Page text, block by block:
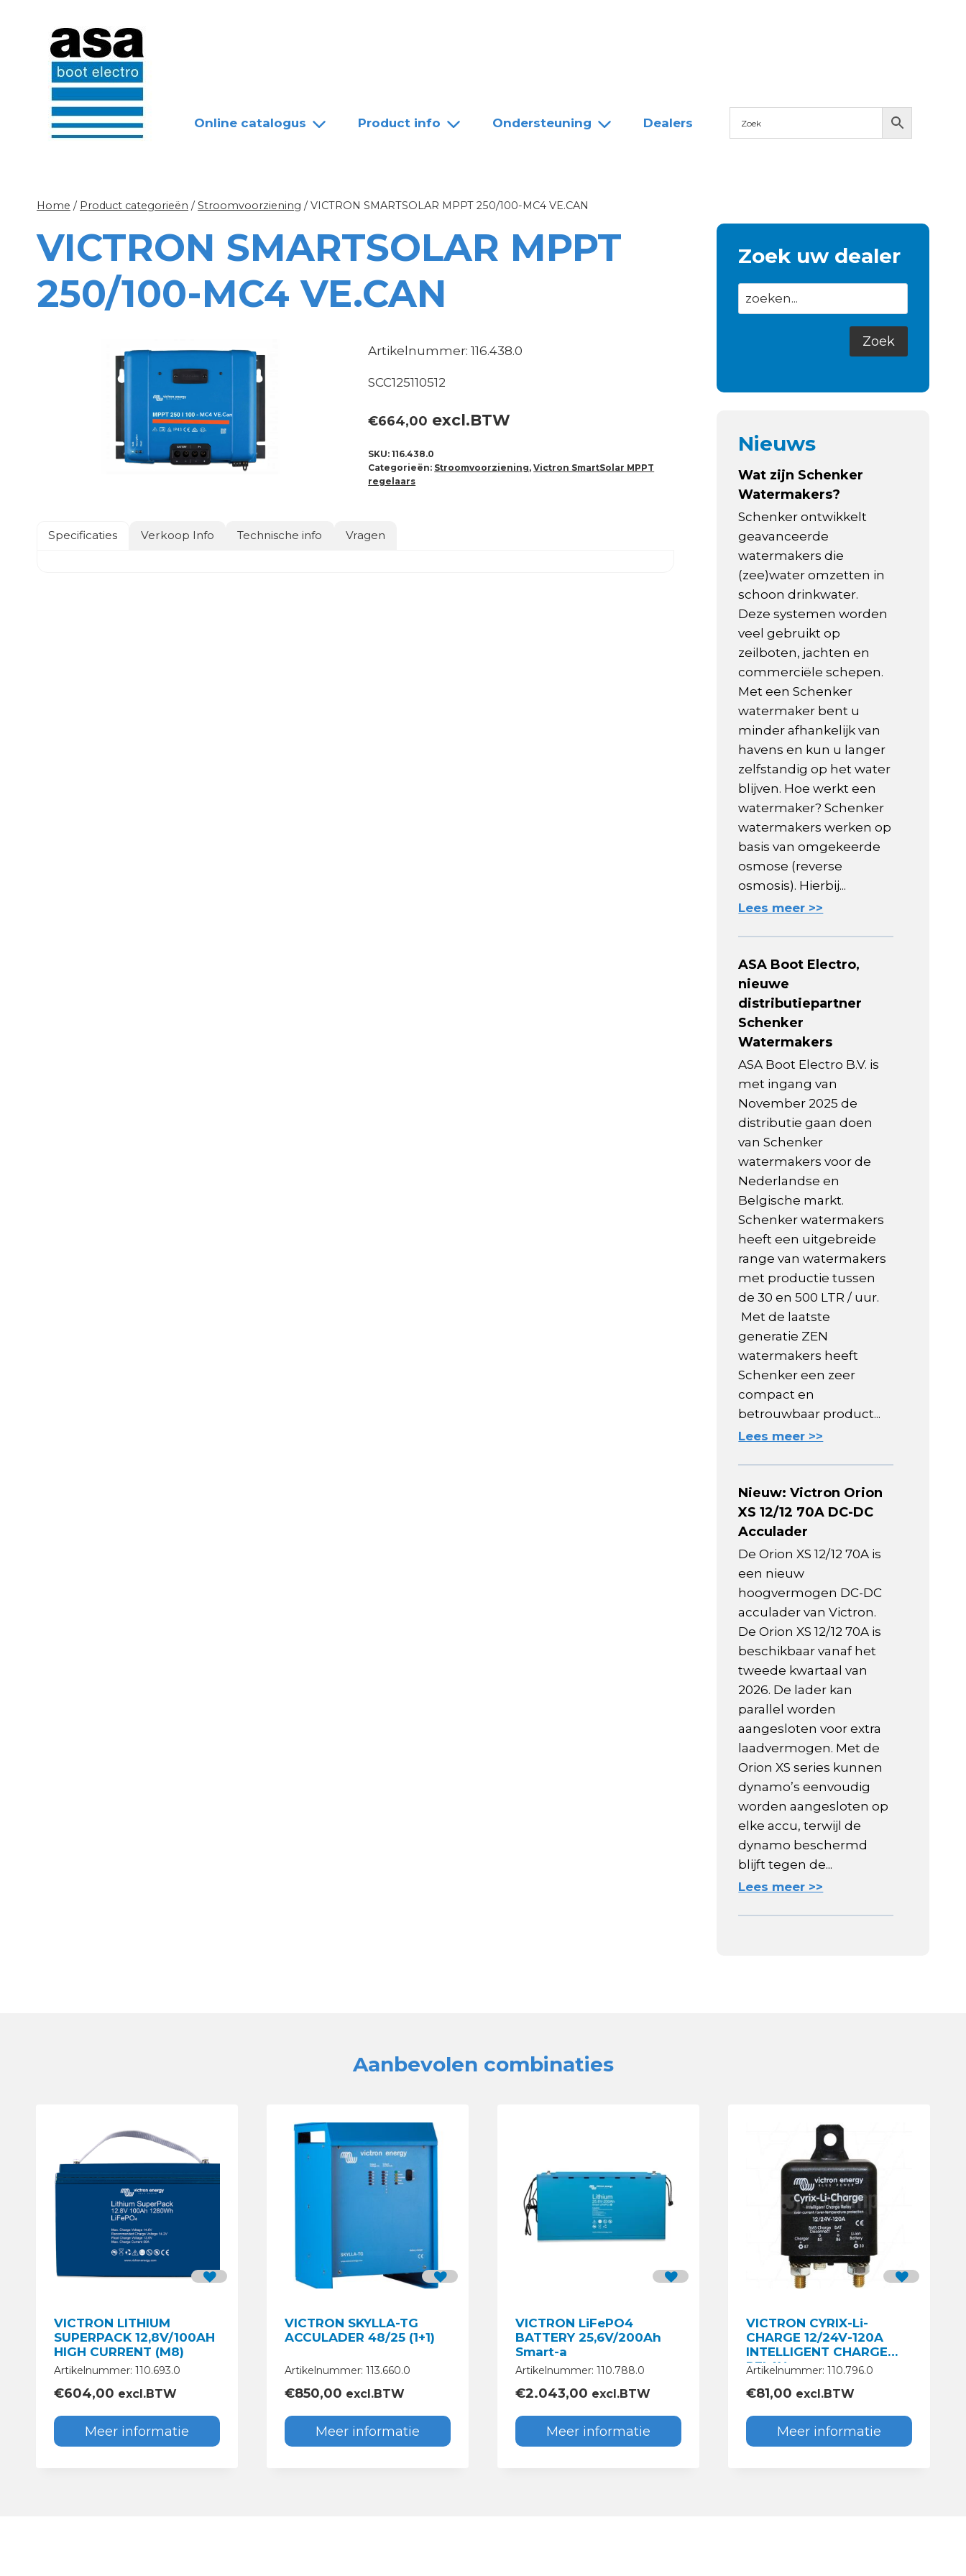
Online catalogus Product info Ondersteuning Dealers
Home / Product categorieën / Stroomvoorziening / VICTRON SMARTSOLAR MPPT 250/100-MC4 VE.CAN
VICTRON SMARTSOLAR MPPT
250/100-MC4 VE.CAN
Artikelnummer: 116.438.0
SCC125110512
€664,00 excl.BTW
SKU:116.438.0
Categorieën: Stroomvoorziening,Victron SmartSolar MPPT
regelaars
Specificaties Verkoop Info Technische info Vragen
Zoek uw dealer
Nieuws
Wat zijn Schenker
Watermakers?
Schenker ontwikkelt
geavanceerde
watermakers die
(zee)water omzetten in
schoon drinkwater.
Deze systemen worden
veel gebruikt op
zeilboten, jachten en
commerciële schepen.
Met een Schenker
watermaker bent u
minder afhankelijk van
havens en kun u langer
zelfstandig op het water
blijven. Hoe werkt een
watermaker? Schenker
watermakers werken op
basis van omgekeerde
osmose (reverse
osmosis). Hierbij...
Lees meer >>
ASA Boot Electro,
nieuwe
distributiepartner
Schenker
Watermakers
ASA Boot Electro B.V. is
met ingang van
November 2025 de
distributie gaan doen
van Schenker
watermakers voor de
Nederlandse en
Belgische markt.
Schenker watermakers
heeft een uitgebreide
range van watermakers
met productie tussen
de 30 en 500 LTR / uur.
Met de laatste
generatie ZEN
watermakers heeft
Schenker een zeer
compact en
betrouwbaar product...
Lees meer >>
Nieuw: Victron Orion
XS 12/12 70A DC-DC
Acculader
De Orion XS 12/12 70A is
een nieuw
hoogvermogen DC-DC
acculader van Victron.
De Orion XS 12/12 70A is
beschikbaar vanaf het
tweede kwartaal van
2026. De lader kan
parallel worden
aangesloten voor extra
laadvermogen. Met de
Orion XS series kunnen
dynamo’s eenvoudig
worden aangesloten op
elke accu, terwijl de
dynamo beschermd
blijft tegen de...
Lees meer >>
Aanbevolen combinaties
VICTRON LITHIUM
SUPERPACK 12,8V/100AH
HIGH CURRENT (M8)
Artikelnummer: 110.693.0
€604,00 excl.BTW
Meer informatie
VICTRON SKYLLA-TG
ACCULADER 48/25 (1+1)
Artikelnummer: 113.660.0
€850,00 excl.BTW
Meer informatie
VICTRON LiFePO4
BATTERY 25,6V/200Ah
Smart-a
Artikelnummer: 110.788.0
€2.043,00 excl.BTW
Meer informatie
VICTRON CYRIX-Li-
CHARGE 12/24V-120A
INTELLIGENT CHARGE
RELAY
Artikelnummer: 110.796.0
€81,00 excl.BTW
Meer informatie